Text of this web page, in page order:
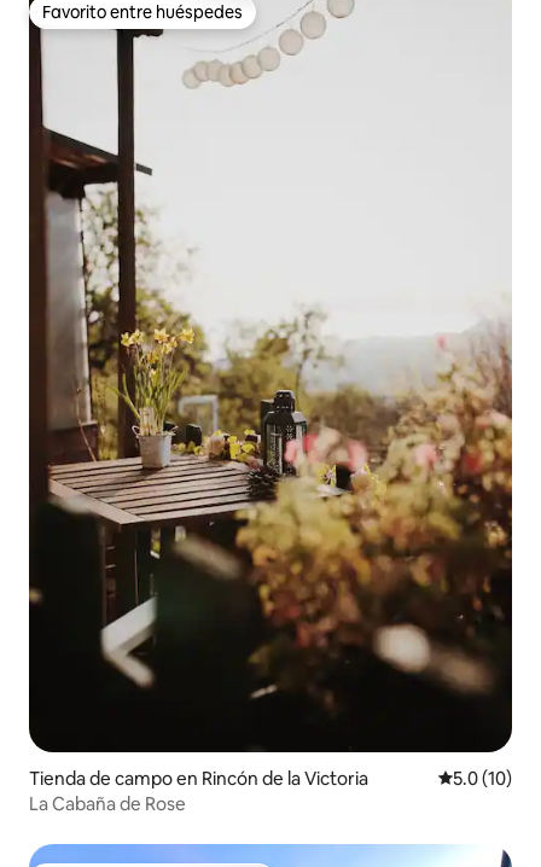
Favorito entre huéspedes
Favorito entre huéspedes
Tienda de campo en Rincón de la Victoria Calificación
5.0 (10)
La Cabaña de Rose